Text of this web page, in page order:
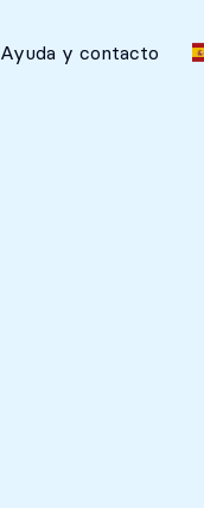
Ayuda y contacto